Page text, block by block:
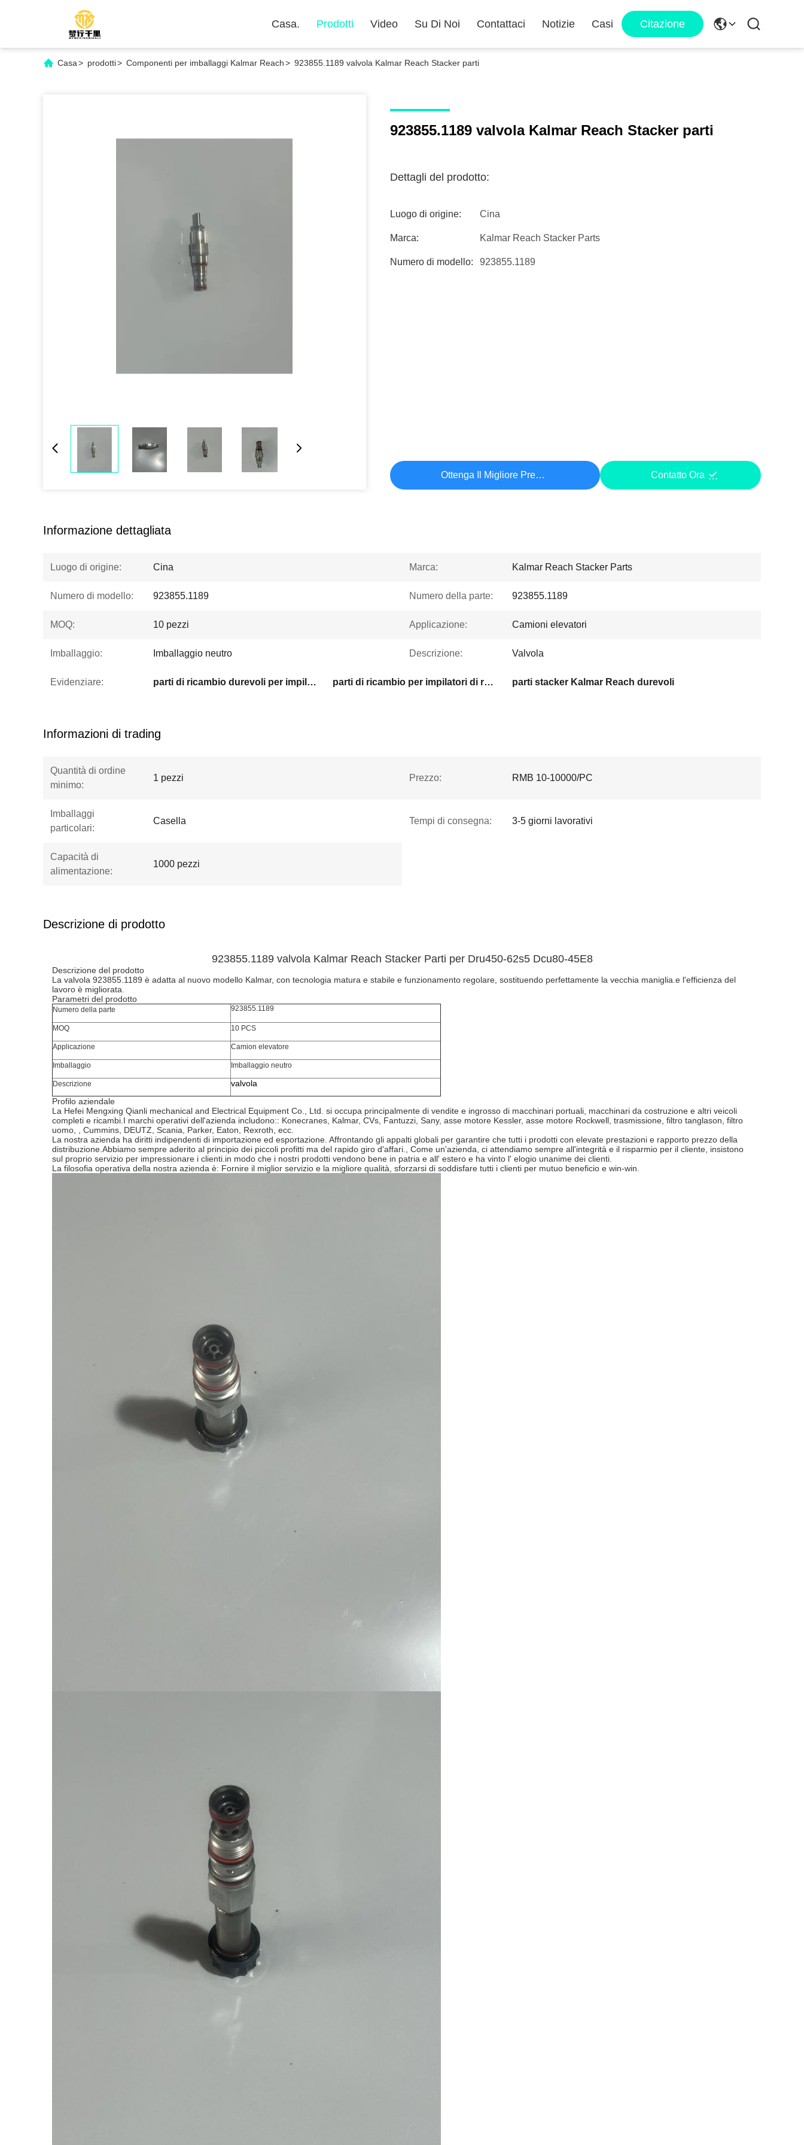
Casa. Prodotti Video Su Di Noi Contattaci Notizie Casi Citazione
Casa> prodotti> Componenti per imballaggi Kalmar Reach> 923855.1189 valvola Kalmar Reach Stacker parti
923855.1189 valvola Kalmar Reach Stacker parti
Dettagli del prodotto:
Luogo di origine: Cina
Marca: Kalmar Reach Stacker Parts
Numero di modello: 923855.1189
Ottenga Il Migliore Prezzo Contatto Ora
Informazione dettagliata
Luogo di origine: Cina Marca: Kalmar Reach Stacker Parts
Numero di modello: 923855.1189 Numero della parte: 923855.1189
MOQ: 10 pezzi Applicazione: Camioni elevatori
Imballaggio: Imballaggio neutro Descrizione: Valvola
Evidenziare: parti di ricambio durevoli per impilatori a portata parti di ricambio per impilatori di raggi di alta precisione parti stacker Kalmar Reach durevoli
Informazioni di trading
Quantità di ordine
minimo:
1 pezzi Prezzo: RMB 10-10000/PC
Imballaggi
particolari:
Casella Tempi di consegna: 3-5 giorni lavorativi
Capacità di
alimentazione:
1000 pezzi
Descrizione di prodotto
923855.1189 valvola Kalmar Reach Stacker Parti per Dru450-62s5 Dcu80-45E8
Descrizione del prodotto
La valvola 923855.1189 è adatta al nuovo modello Kalmar, con tecnologia matura e stabile e funzionamento regolare, sostituendo perfettamente la vecchia maniglia.e l'efficienza del
lavoro è migliorata.
Parametri del prodotto
Numero della parte 923855.1189
MOQ 10 PCS
Applicazione Camion elevatore
Imballaggio Imballaggio neutro
Descrizione
valvola
Profilo aziendale
La Hefei Mengxing Qianli mechanical and Electrical Equipment Co., Ltd. si occupa principalmente di vendite e ingrosso di macchinari portuali, macchinari da costruzione e altri veicoli
completi e ricambi.I marchi operativi dell'azienda includono:: Konecranes, Kalmar, CVs, Fantuzzi, Sany, asse motore Kessler, asse motore Rockwell, trasmissione, filtro tanglason, filtro
uomo, , Cummins, DEUTZ, Scania, Parker, Eaton, Rexroth, ecc.
La nostra azienda ha diritti indipendenti di importazione ed esportazione. Affrontando gli appalti globali per garantire che tutti i prodotti con elevate prestazioni e rapporto prezzo della
distribuzione.Abbiamo sempre aderito al principio dei piccoli profitti ma del rapido giro d'affari., Come un'azienda, ci attendiamo sempre all'integrità e il risparmio per il cliente, insistono
sul proprio servizio per impressionare i clienti.in modo che i nostri prodotti vendono bene in patria e all' estero e ha vinto l' elogio unanime dei clienti.
La filosofia operativa della nostra azienda è: Fornire il miglior servizio e la migliore qualità, sforzarsi di soddisfare tutti i clienti per mutuo beneficio e win-win.